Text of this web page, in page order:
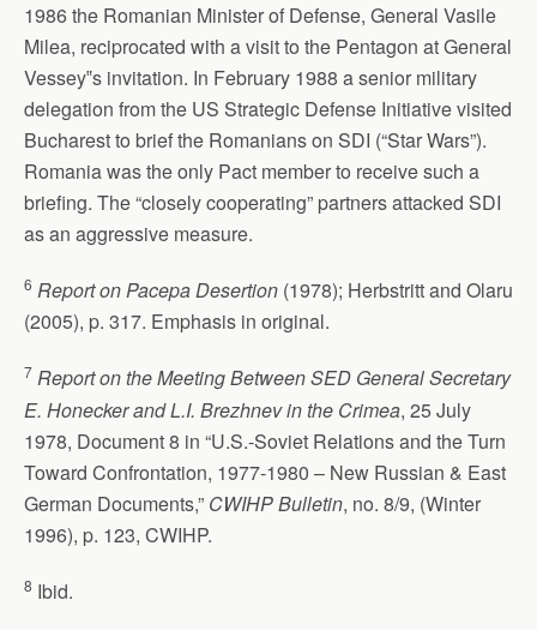
1986 the Romanian Minister of Defense, General Vasile
Milea, reciprocated with a visit to the Pentagon at General
Vessey‟s invitation. In February 1988 a senior military
delegation from the US Strategic Defense Initiative visited
Bucharest to brief the Romanians on SDI (“Star Wars”).
Romania was the only Pact member to receive such a
briefing. The “closely cooperating” partners attacked SDI
as an aggressive measure.
6 Report on Pacepa Desertion (1978); Herbstritt and Olaru
(2005), p. 317. Emphasis in original.
7 Report on the Meeting Between SED General Secretary
E. Honecker and L.I. Brezhnev in the Crimea, 25 July
1978, Document 8 in “U.S.-Soviet Relations and the Turn
Toward Confrontation, 1977-1980 – New Russian & East
German Documents,” CWIHP Bulletin, no. 8/9, (Winter
1996), p. 123, CWIHP.
8 Ibid.